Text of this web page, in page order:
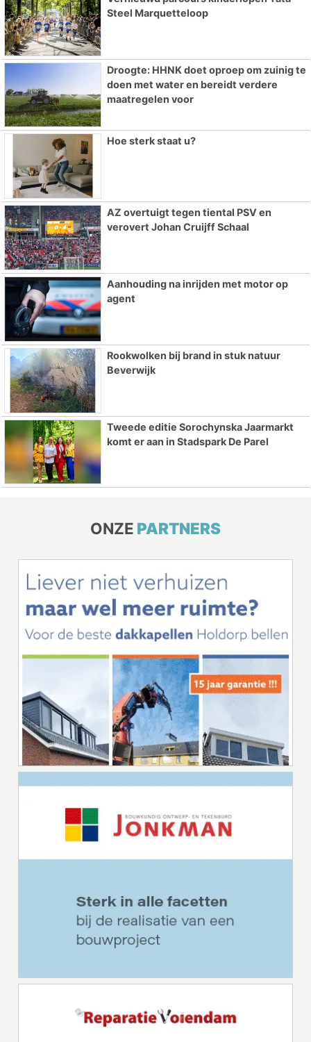
Steel Marquetteloop
Droogte: HHNK doet oproep om zuinig te
doen met water en bereidt verdere
maatregelen voor
Hoe sterk staat u?
AZ overtuigt tegen tiental PSV en
verovert Johan Cruijff Schaal
Aanhouding na inrijden met motor op
agent
Rookwolken bij brand in stuk natuur
Beverwijk
Tweede editie Sorochynska Jaarmarkt
komt er aan in Stadspark De Parel
ONZE PARTNERS